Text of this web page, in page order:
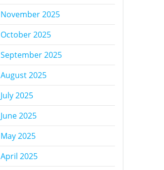
November 2025
October 2025
September 2025
August 2025
July 2025
June 2025
May 2025
April 2025